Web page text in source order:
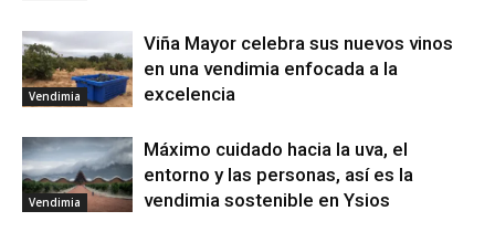
Vendimia
Viña Mayor celebra sus nuevos vinos
en una vendimia enfocada a la
excelencia
Vendimia
Máximo cuidado hacia la uva, el
entorno y las personas, así es la
vendimia sostenible en Ysios